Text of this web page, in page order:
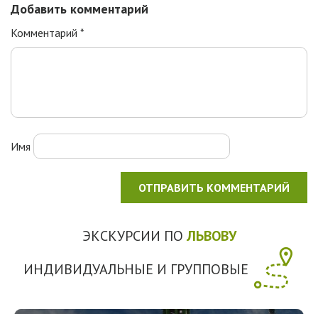
Добавить комментарий
Комментарий *
Имя
ЭКСКУРСИИ ПО ЛЬВОВУ
ИНДИВИДУАЛЬНЫЕ И ГРУППОВЫЕ